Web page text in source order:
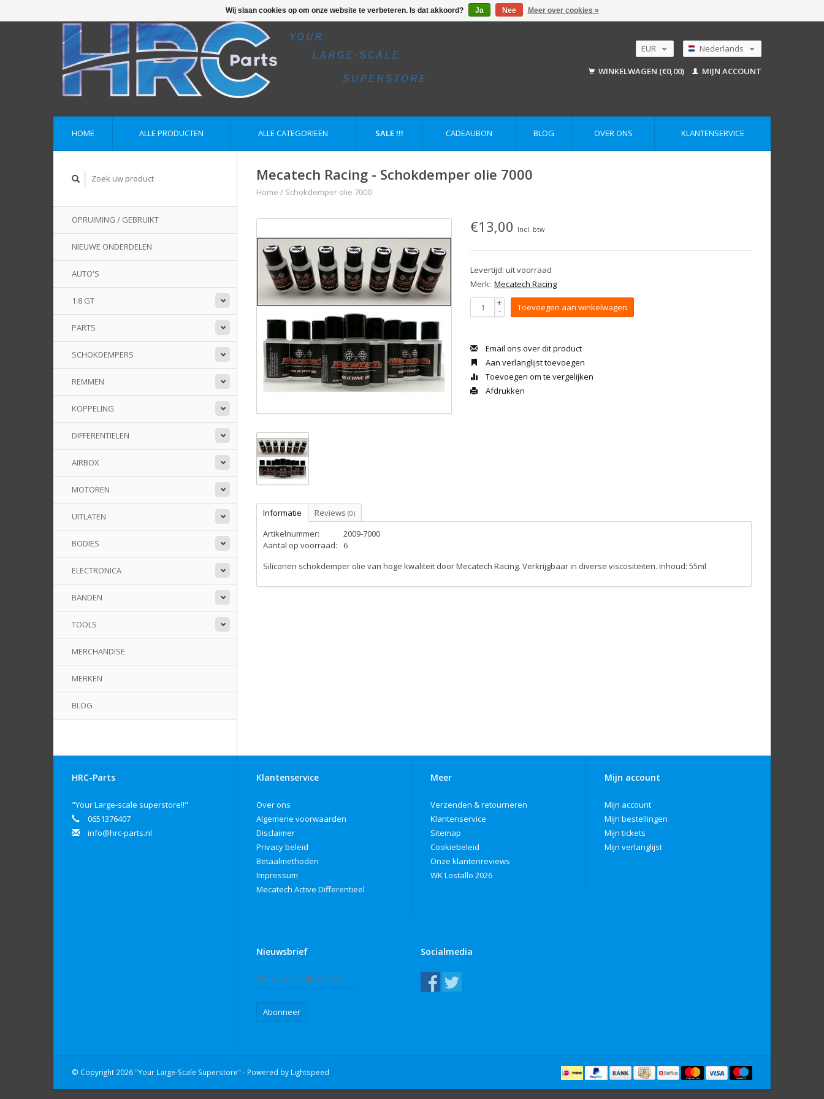
EUR
USD
Nederlands
English
WINKELWAGEN (€0,00) MIJN ACCOUNT
HOME ALLE PRODUCTEN ALLE CATEGORIEËN SALE !!! CADEAUBON BLOG OVER ONS KLANTENSERVICE
OPRUIMING / GEBRUIKT
NIEUWE ONDERDELEN
AUTO'S
1:8 GT
PARTS
SCHOKDEMPERS
REMMEN
KOPPELING
DIFFERENTIELEN
AIRBOX
MOTOREN
UITLATEN
BODIES
ELECTRONICA
BANDEN
TOOLS
MERCHANDISE
MERKEN
BLOG
Mecatech Racing - Schokdemper olie 7000
Home / Schokdemper olie 7000
€13,00 Incl. btw
Levertijd: uit voorraad
Merk: Mecatech Racing
+
- Toevoegen aan winkelwagen
Email ons over dit product
Aan verlanglijst toevoegen
Toevoegen om te vergelijken
Afdrukken
Informatie Reviews (0)
Artikelnummer:
2009-7000
Aantal op voorraad:
6
Siliconen schokdemper olie van hoge kwaliteit door Mecatech Racing. Verkrijgbaar in diverse viscositeiten. Inhoud: 55ml
HRC-Parts
"Your Large-scale superstore!!"
0651376407
info@hrc-parts.nl
Klantenservice
Over ons
Algemene voorwaarden
Disclaimer
Privacy beleid
Betaalmethoden
Impressum
Mecatech Active Differentieel
Meer
Verzenden & retourneren
Klantenservice
Sitemap
Cookiebeleid
Onze klantenreviews
WK Lostallo 2026
Mijn account
Mijn account
Mijn bestellingen
Mijn tickets
Mijn verlanglijst
Nieuwsbrief
Abonneer
Socialmedia
© Copyright 2026 "Your Large-Scale Superstore" - Powered by Lightspeed
Wij slaan cookies op om onze website te verbeteren. Is dat akkoord? Ja Nee Meer over cookies »